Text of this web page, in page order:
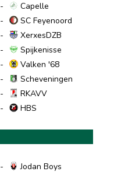
-
Capelle
-
SC Feyenoord
-
XerxesDZB
-
Spijkenisse
-
Valken '68
-
Scheveningen
-
RKAVV
- HBS
-
Jodan Boys